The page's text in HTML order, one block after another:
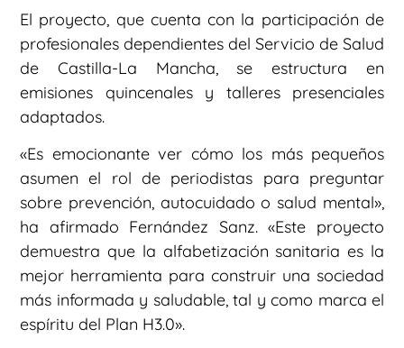
El proyecto, que cuenta con la participación de
profesionales dependientes del Servicio de Salud
de Castilla-La Mancha, se estructura en
emisiones quincenales y talleres presenciales
adaptados.
«Es emocionante ver cómo los más pequeños
asumen el rol de periodistas para preguntar
sobre prevención, autocuidado o salud mental»,
ha afirmado Fernández Sanz. «Este proyecto
demuestra que la alfabetización sanitaria es la
mejor herramienta para construir una sociedad
más informada y saludable, tal y como marca el
espíritu del Plan H3.0».